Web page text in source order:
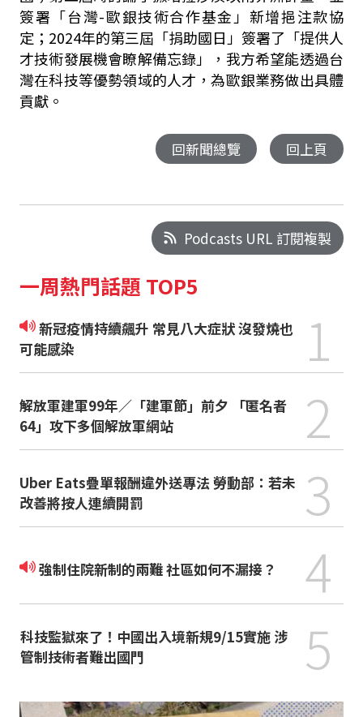
簽署「台灣-歐銀技術合作基金」新增挹注款協
定；2024年的第三屆「捐助國日」簽署了「提供人
才技術發展機會瞭解備忘錄」，我方希望能透過台
灣在科技等優勢領域的人才，為歐銀業務做出具體
貢獻。
回新聞總覽 回上頁
Podcasts URL 訂閱複製
一周熱門話題 TOP5
新冠疫情持續飆升 常見八大症狀 沒發燒也
可能感染
1
解放軍建軍99年／「建軍節」前夕 「匿名者
64」攻下多個解放軍網站
2
Uber Eats疊單報酬違外送專法 勞動部：若未
改善將按人連續開罰
3
強制住院新制的兩難 社區如何不漏接？ 4
科技監獄來了！中國出入境新規9/15實施 涉
管制技術者難出國門
5